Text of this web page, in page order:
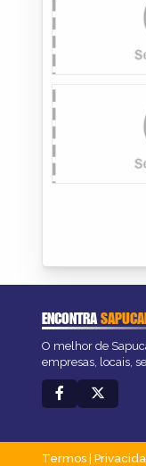
ENCONTRA
O melhor de
empresas, locais,
Termos